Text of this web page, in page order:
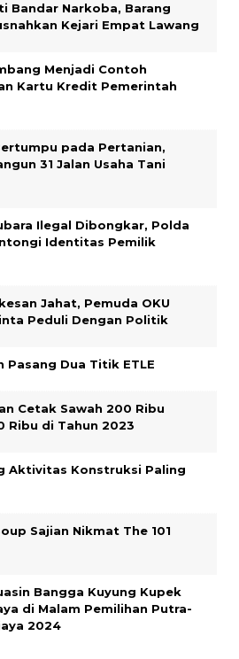
Bandar Narkoba, Barang
Kejari Empat Lawang
Menjadi Contoh
Kartu Kredit Pemerintah
pada Pertanian,
31 Jalan Usaha Tani
Ilegal Dibongkar, Polda
Identitas Pemilik
Jahat, Pemuda OKU
Peduli Dengan Politik
Pasang Dua Titik ETLE
Cetak Sawah 200 Ribu
Ribu di Tahun 2023
Aktivitas Konstruksi Paling
Sajian Nikmat The 101
Bangga Kuyung Kupek
di Malam Pemilihan Putra-
2024